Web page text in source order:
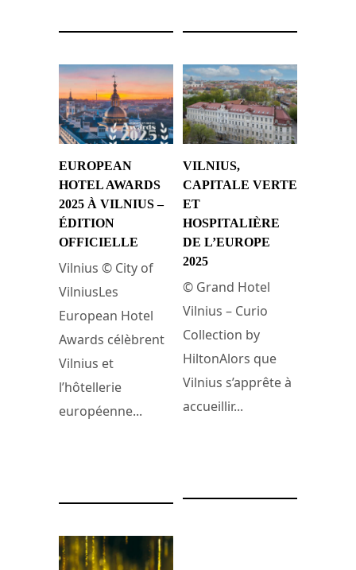
EUROPEAN
HOTEL AWARDS
2025 À VILNIUS –
ÉDITION
OFFICIELLE
Vilnius © City of
VilniusLes
European Hotel
Awards célèbrent
Vilnius et
l’hôtellerie
européenne...
VILNIUS,
CAPITALE VERTE
ET
HOSPITALIÈRE
DE L’EUROPE
2025
© Grand Hotel
Vilnius – Curio
Collection by
HiltonAlors que
Vilnius s’apprête à
accueillir...